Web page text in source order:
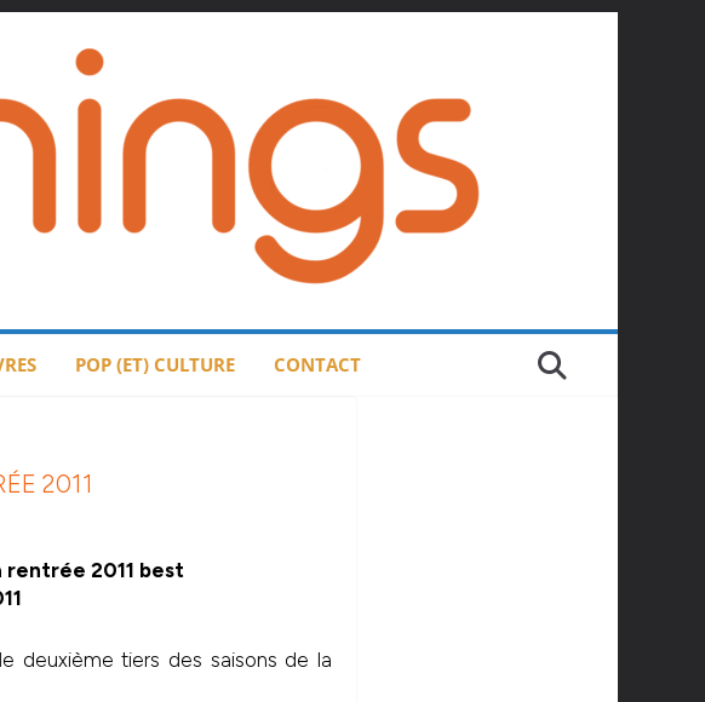
POP (ET) CULTURE CONTACT
2011
deuxième tiers des saisons de la